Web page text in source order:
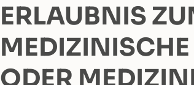
ERLAUBNIS
ODER